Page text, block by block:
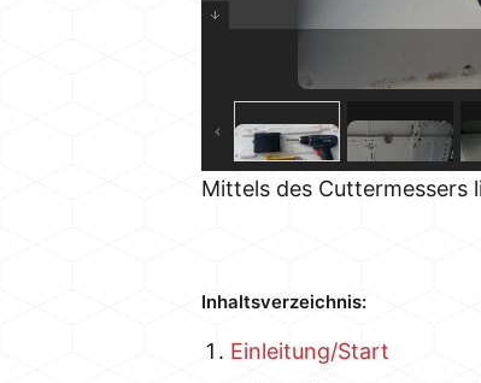
Mittels des Cuttermessers
Inhaltsverzeichnis:
Einleitung/Start